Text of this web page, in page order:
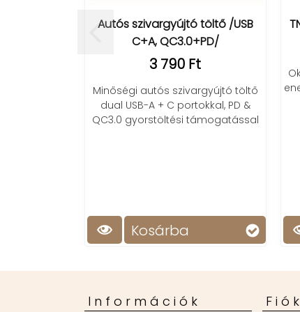
szivargyújtó töltő
támogatással
TNCE WiFi okos konnektor (16A)
5 990 Ft
Okos konnektor WiFi kapcsolattal,
energiafogyasztás méréssel, távoli
kapcsolással.
Kosárba
Információk Fiók